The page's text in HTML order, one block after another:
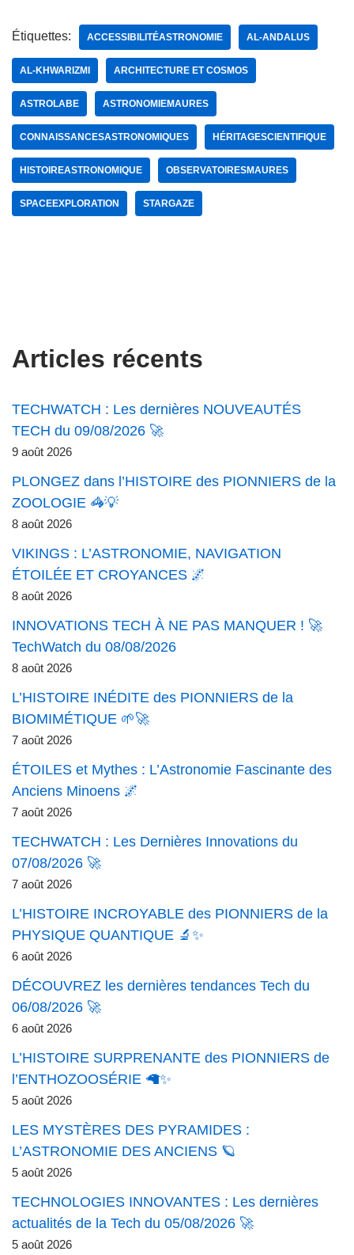
Étiquettes: ACCESSIBILITÉASTRONOMIE AL-ANDALUS
AL-KHWARIZMI ARCHITECTURE ET COSMOS
ASTROLABE ASTRONOMIEMAURES
CONNAISSANCESASTRONOMIQUES HÉRITAGESCIENTIFIQUE
HISTOIREASTRONOMIQUE OBSERVATOIRESMAURES
SPACEEXPLORATION STARGAZE
Articles récents
TECHWATCH : Les dernières NOUVEAUTÉS
TECH du 09/08/2026 🚀
9 août 2026
PLONGEZ dans l’HISTOIRE des PIONNIERS de la
ZOOLOGIE 🦓💡
8 août 2026
VIKINGS : L’ASTRONOMIE, NAVIGATION
ÉTOILÉE ET CROYANCES 🌌
8 août 2026
INNOVATIONS TECH À NE PAS MANQUER ! 🚀
TechWatch du 08/08/2026
8 août 2026
L’HISTOIRE INÉDITE des PIONNIERS de la
BIOMIMÉTIQUE 🌱🚀
7 août 2026
ÉTOILES et Mythes : L’Astronomie Fascinante des
Anciens Minoens 🌌
7 août 2026
TECHWATCH : Les Dernières Innovations du
07/08/2026 🚀
7 août 2026
L’HISTOIRE INCROYABLE des PIONNIERS de la
PHYSIQUE QUANTIQUE 🔬✨
6 août 2026
DÉCOUVREZ les dernières tendances Tech du
06/08/2026 🚀
6 août 2026
L’HISTOIRE SURPRENANTE des PIONNIERS de
l’ENTHOZOOSÉRIE 🦙✨
5 août 2026
LES MYSTÈRES DES PYRAMIDES :
L’ASTRONOMIE DES ANCIENS 🪐
5 août 2026
TECHNOLOGIES INNOVANTES : Les dernières
actualités de la Tech du 05/08/2026 🚀
5 août 2026